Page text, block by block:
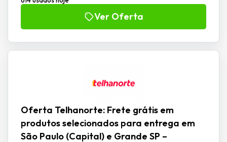
Ver Oferta
Oferta Telhanorte: Frete grátis em
produtos selecionados para entrega em
São Paulo (Capital) e Grande SP –